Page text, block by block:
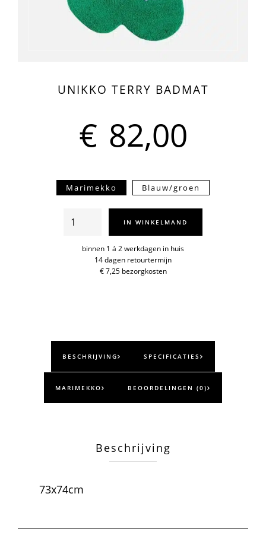
UNIKKO TERRY BADMAT
€ 82,00
Marimekko Blauw/groen
Unikko
badmat
IN WINKELMAND
binnen 1 á 2 werkdagen in huis
14 dagen retourtermijn
€ 7,25 bezorgkosten
BESCHRIJVING SPECIFICATIES
MARIMEKKO BEOORDELINGEN (0)
Beschrijving
73x74cm